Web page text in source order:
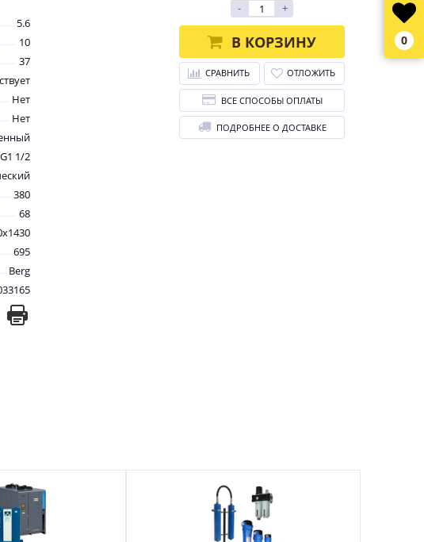
5.6
10
37
Нет
Нет
G1 1/2
380
68
695
Berg
- +
В КОРЗИНУ
СРАВНИТЬ ОТЛОЖИТЬ
ВСЕ СПОСОБЫ ОПЛАТЫ
ПОДРОБНЕЕ О ДОСТАВКЕ
0